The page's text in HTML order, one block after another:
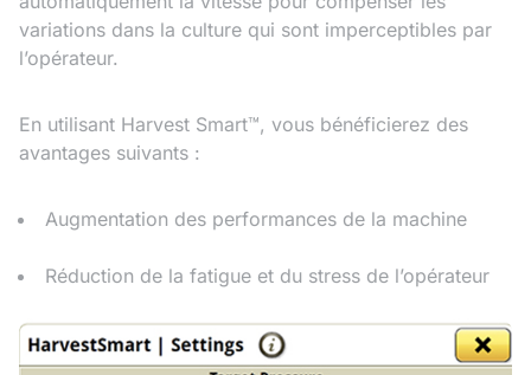
variations dans la culture qui sont imperceptibles par
l’opérateur.
En utilisant Harvest Smart™, vous bénéficierez des
avantages suivants :
Augmentation des performances de la machine
Réduction de la fatigue et du stress de l’opérateur